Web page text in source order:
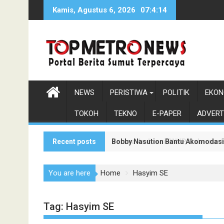
Kamis, Agustus 6, 2026 07:4:15
NEWS PERISTIWA POLITIK
TOKOH TEKNO E-PAPER
Recent posts Bobby Nasution Bantu
Terima Audiensi BNKP,
You are here Home Hasyim SE
Tag: Hasyim SE